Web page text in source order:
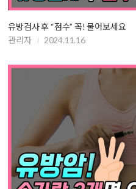
유방검사 후 “점수” 꼭! 물어보세요
관리자
2024.11.16